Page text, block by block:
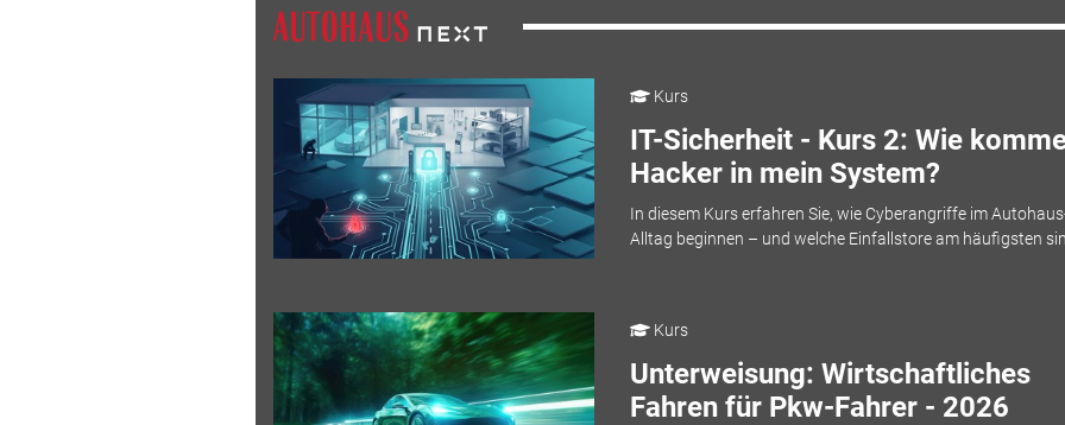
Kurs
IT-Sicherheit - Kurs 2: Wie
Hacker in mein System?
In diesem Kurs erfahren Sie, wie Cyberangriffe im
Alltag beginnen – und welche Einfallstore am häufigsten
Kurs
Unterweisung: Wirtschaftliches
Fahren für Pkw-Fahrer - 2026